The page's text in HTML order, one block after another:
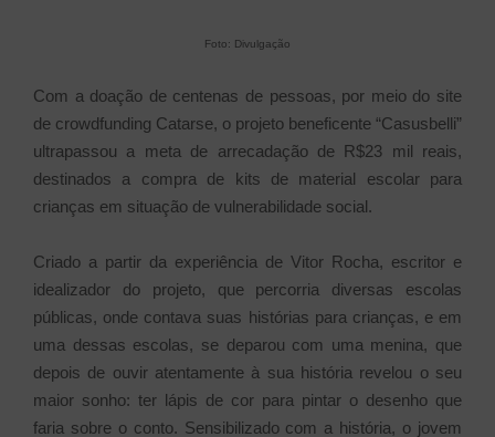
Foto: Divulgação
Com a doação de centenas de pessoas, por meio do site
de crowdfunding Catarse, o projeto beneficente “Casusbelli”
ultrapassou a meta de arrecadação de R$23 mil reais,
destinados a compra de kits de material escolar para
crianças em situação de vulnerabilidade social.
Criado a partir da experiência de Vitor Rocha, escritor e
idealizador do projeto, que percorria diversas escolas
públicas, onde contava suas histórias para crianças, e em
uma dessas escolas, se deparou com uma menina, que
depois de ouvir atentamente à sua história revelou o seu
maior sonho: ter lápis de cor para pintar o desenho que
faria sobre o conto. Sensibilizado com a história, o jovem